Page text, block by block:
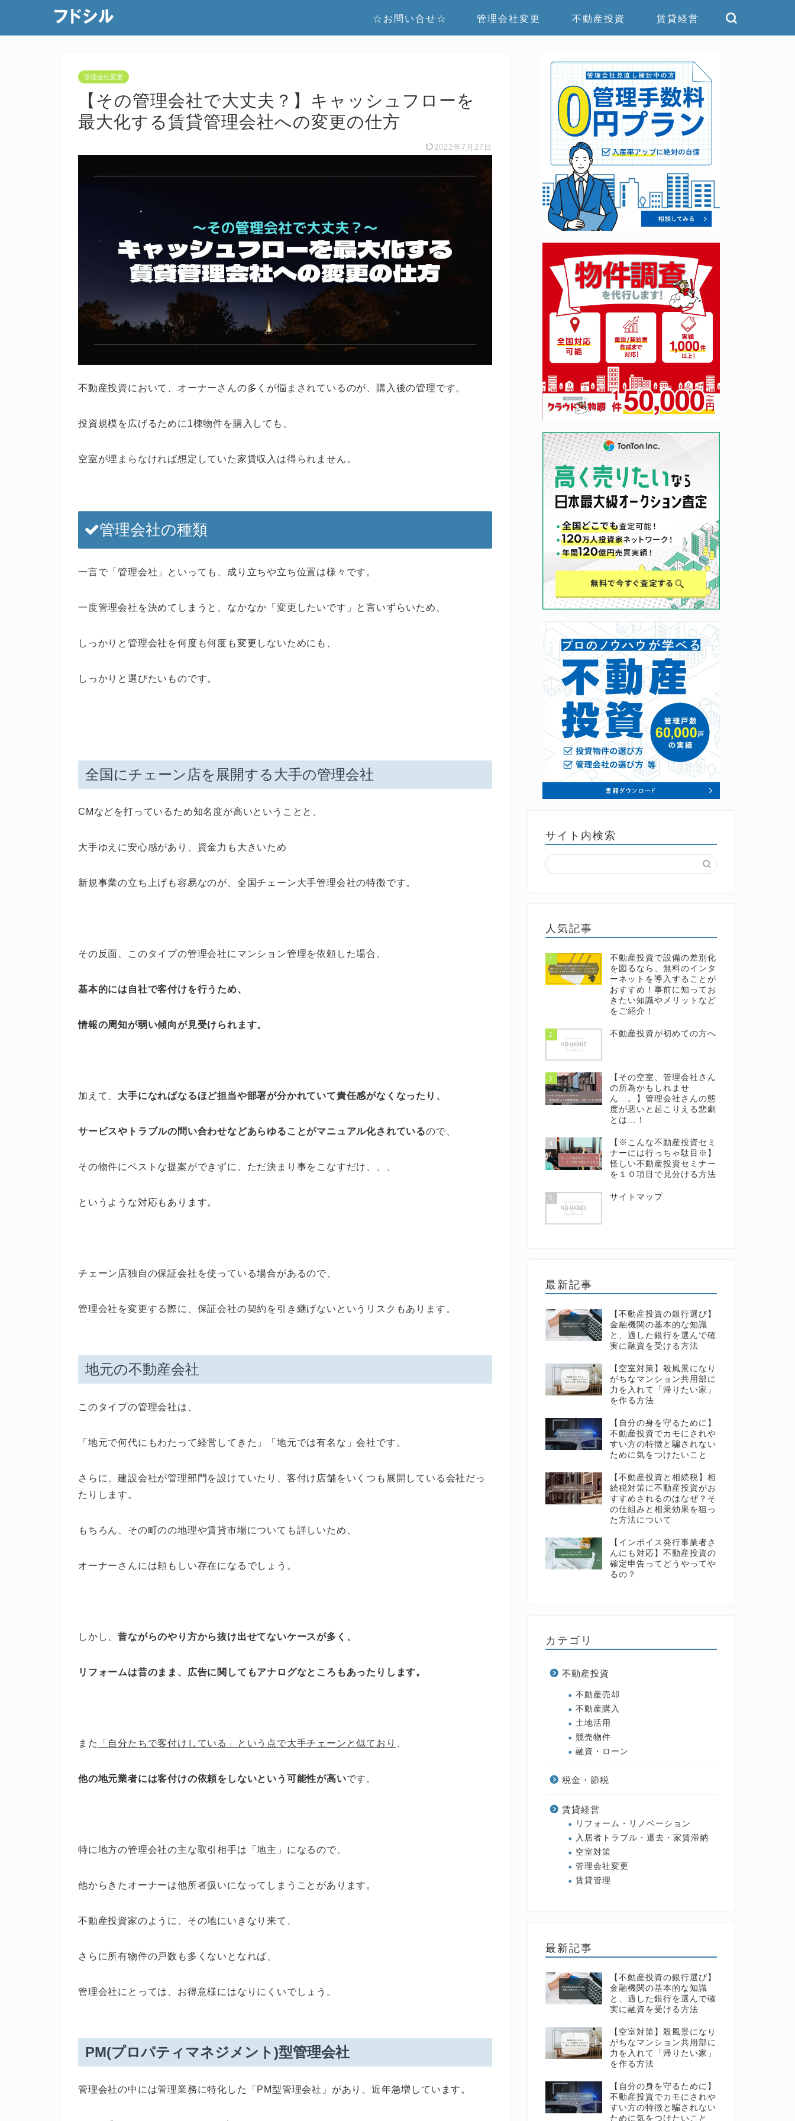
☆お問い合せ☆ 管理会社変更 不動産投資 賃貸経営
管理会社変更
【その管理会社で大丈夫？】キャッシュフローを
最大化する賃貸管理会社への変更の仕方
2022年7月27日
不動産投資において、オーナーさんの多くが悩まされているのが、購入後の管理です。
投資規模を広げるために1棟物件を購入しても、
空室が埋まらなければ想定していた家賃収入は得られません。
管理会社の種類
一言で「管理会社」といっても、成り立ちや立ち位置は様々です。
一度管理会社を決めてしまうと、なかなか「変更したいです」と言いずらいため、
しっかりと管理会社を何度も何度も変更しないためにも、
しっかりと選びたいものです。
全国にチェーン店を展開する大手の管理会社
CMなどを打っているため知名度が高いということと、
大手ゆえに安心感があり、資金力も大きいため
新規事業の立ち上げも容易なのが、全国チェーン大手管理会社の特徴です。
その反面、このタイプの管理会社にマンション管理を依頼した場合、
基本的には自社で客付けを行うため、
情報の周知が弱い傾向が見受けられます。
加えて、 大手になればなるほど担当や部署が分かれていて責任感がなくなったり、
サービスやトラブルの問い合わせなどあらゆることがマニュアル化されているので、
その物件にベストな提案ができずに、ただ決まり事をこなすだけ、、、
というような対応もあります。
チェーン店独自の保証会社を使っている場合があるので、
管理会社を変更する際に、保証会社の契約を引き継げないというリスクもあります。
地元の不動産会社
このタイプの管理会社は、
「地元で何代にもわたって経営してきた」「地元では有名な」会社です。
さらに、建設会社が管理部門を設けていたり、客付け店舗をいくつも展開している会社だっ
たりします。
もちろん、その町のの地理や賃貸市場についても詳しいため、
オーナーさんには頼もしい存在になるでしょう。
しかし、昔ながらのやり方から抜け出せてないケースが多く、
リフォームは昔のまま、広告に関してもアナログなところもあったりします。
また 「自分たちで客付けしている」という点で大手チェーンと似ており
他の地元業者には客付けの依頼をしないという可能性が高いです。
特に地方の管理会社の主な取引相手は「地主」になるので、
他からきたオーナーは他所者扱いになってしまうことがあります。
不動産投資家のように、その地にいきなり来て、
さらに所有物件の戸数も多くないとなれば、
管理会社にとっては、お得意様にはなりにくいでしょう。
PM(プロパティマネジメント)型管理会社
管理会社の中には管理業務に特化した「PM型管理会社」があり、近年急増しています。
サイト内検索
人気記事
1
不動産投資で設備の差別化
を図るなら、無料のインタ
ーネットを導入することが
おすすめ！事前に知ってお
きたい知識やメリットなど
をご紹介！
2 不動産投資が初めての方へ
3
【その空室、管理会社さん
の所為かもしれませ
ん…。】管理会社さんの態
度が悪いと起こりえる悲劇
とは…！
4
【※こんな不動産投資セミ
ナーには行っちゃ駄目※】
怪しい不動産投資セミナー
を１０項目で見分ける方法
5 サイトマップ
最新記事
【不動産投資の銀行選び】
金融機関の基本的な知識
と、適した銀行を選んで確
実に融資を受ける方法
【空室対策】殺風景になり
がちなマンション共用部に
力を入れて「帰りたい家」
を作る方法
【自分の身を守るために】
不動産投資でカモにされや
すい方の特徴と騙されない
ために気をつけたいこと
【不動産投資と相続税】相
続税対策に不動産投資がお
すすめされるのはなぜ？そ
の仕組みと相乗効果を狙っ
た方法について
【インボイス発行事業者さ
んにも対応】不動産投資の
確定申告ってどうやってや
るの？
カテゴリ
不動産投資
不動産売却
不動産購入
土地活用
競売物件
融資・ローン
税金・節税
賃貸経営
リフォーム・リノベーション
入居者トラブル・退去・家賃滞納
空室対策
管理会社変更
賃貸管理
最新記事
【不動産投資の銀行選び】
金融機関の基本的な知識
と、適した銀行を選んで確
実に融資を受ける方法
【空室対策】殺風景になり
がちなマンション共用部に
力を入れて「帰りたい家」
を作る方法
【自分の身を守るために】
不動産投資でカモにされや
すい方の特徴と騙されない
ために気をつけたいこと